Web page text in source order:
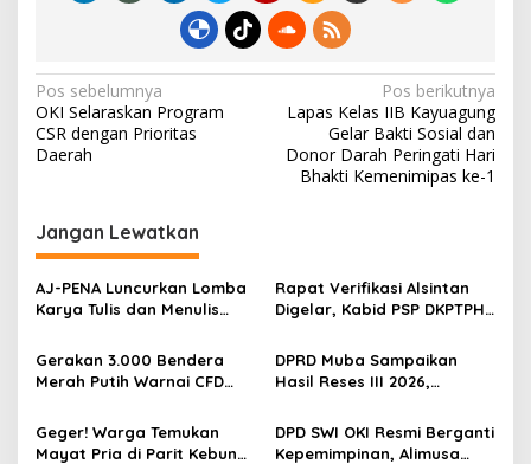
N
a
v
g
a
s
i
p
o
s
Pos sebelumnya
OKI Selaraskan Program
CSR dengan Prioritas
Daerah
Pos berikutnya
Lapas Kelas IIB Kayuagung
Gelar Bakti Sosial dan
Donor Darah Peringati Hari
Bhakti Kemenimipas ke-1
Jangan Lewatkan
‎AJ-PENA Luncurkan Lomba
Karya Tulis dan Menulis
Membangun Generasi
Jurnalis Muda Berdaya
Rapat Verifikasi Alsintan
Digelar, Kabid PSP DKPTPH
Sorotan Dugaan Gratifikasi
Gerakan 3.000 Bendera
Merah Putih Warnai CFD
HUT Ke-81 RI dengan
Semangat Persatuan
DPRD Muba Sampaikan
Hasil Reses III 2026,
Agenda Pembangunan
Geger! Warga Temukan
Mayat Pria di Parit Kebun
DPD SWI OKI Resmi Berganti
Kepemimpinan, Alimusa